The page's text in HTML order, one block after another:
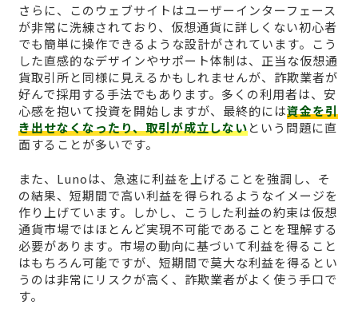
さらに、このウェブサイトはユーザーインターフェース
が非常に洗練されており、仮想通貨に詳しくない初心者
でも簡単に操作できるような設計がされています。こう
した直感的なデザインやサポート体制は、正当な仮想通
貨取引所と同様に見えるかもしれませんが、詐欺業者が
好んで採用する手法でもあります。多くの利用者は、安
心感を抱いて投資を開始しますが、最終的には資金を引
き出せなくなったり、取引が成立しないという問題に直
面することが多いです。
また、Lunoは、急速に利益を上げることを強調し、そ
の結果、短期間で高い利益を得られるようなイメージを
作り上げています。しかし、こうした利益の約束は仮想
通貨市場ではほとんど実現不可能であることを理解する
必要があります。市場の動向に基づいて利益を得ること
はもちろん可能ですが、短期間で莫大な利益を得るとい
うのは非常にリスクが高く、詐欺業者がよく使う手口で
す。